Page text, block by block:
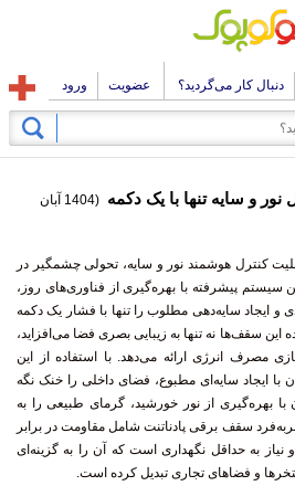
دنبال کار می‌گردید؟ عضویت ورود
و سایه تنها با یک دکمه (1404 آبان
کنترل هوشمند نور و سایه، تحولی چشمگیر در
این سیستم پیشرفته با بهره‌گیری از فناوری‌های روز،
و ایجاد سایه‌دهی مطلوب را تنها با فشار یک دکمه
این سقف‌ها نه تنها به زیبایی بصری فضا می‌افزاید،
مصرف انرژی ارائه می‌دهد. با استفاده از این
با ایجاد سایه‌ای مطبوع، فضای داخلی را خنک نگه
با بهره‌گیری از نور خورشید، گرمای طبیعی را به
سقف برقی پادناتنت شامل مقاومت در برابر
و نیاز به حداقل نگهداری است که آن را به گزینه‌ای
و فضاهای تجاری تبدیل کرده است.